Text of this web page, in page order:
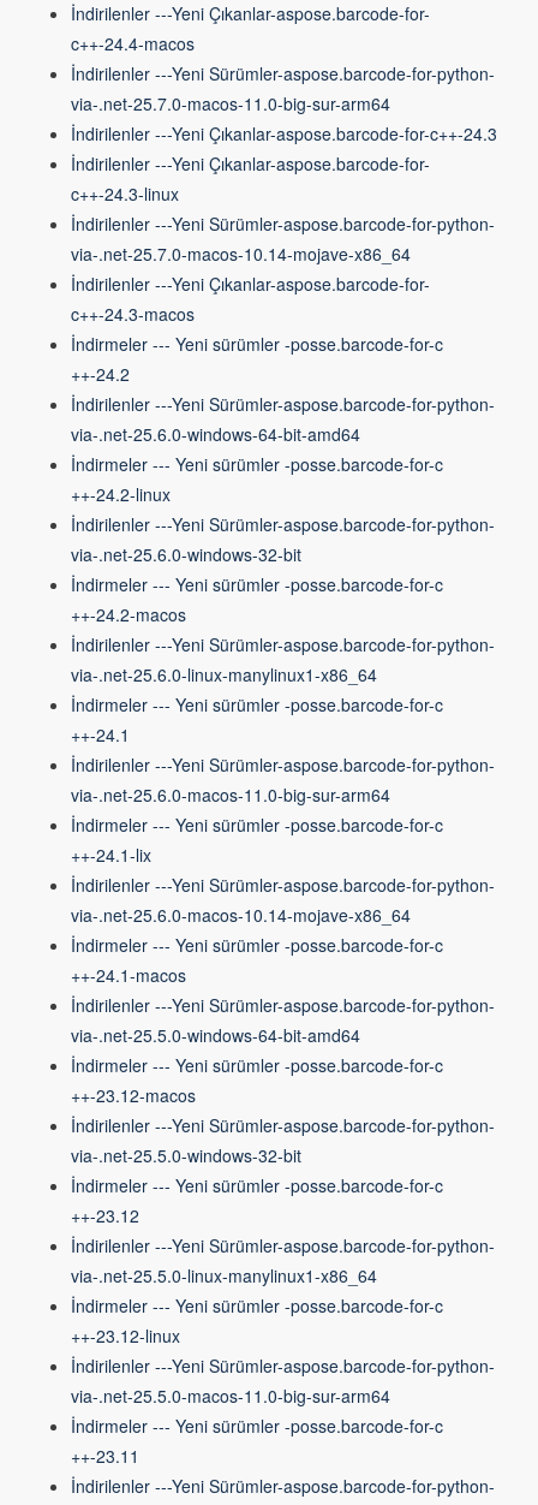
İndirilenler ---Yeni Çıkanlar-aspose.barcode-for-
c++-24.4-macos
İndirilenler ---Yeni Sürümler-aspose.barcode-for-python-
via-.net-25.7.0-macos-11.0-big-sur-arm64
İndirilenler ---Yeni Çıkanlar-aspose.barcode-for-c++-24.3
İndirilenler ---Yeni Çıkanlar-aspose.barcode-for-
c++-24.3-linux
İndirilenler ---Yeni Sürümler-aspose.barcode-for-python-
via-.net-25.7.0-macos-10.14-mojave-x86_64
İndirilenler ---Yeni Çıkanlar-aspose.barcode-for-
c++-24.3-macos
İndirmeler --- Yeni sürümler -posse.barcode-for-c
++-24.2
İndirilenler ---Yeni Sürümler-aspose.barcode-for-python-
via-.net-25.6.0-windows-64-bit-amd64
İndirmeler --- Yeni sürümler -posse.barcode-for-c
++-24.2-linux
İndirilenler ---Yeni Sürümler-aspose.barcode-for-python-
via-.net-25.6.0-windows-32-bit
İndirmeler --- Yeni sürümler -posse.barcode-for-c
++-24.2-macos
İndirilenler ---Yeni Sürümler-aspose.barcode-for-python-
via-.net-25.6.0-linux-manylinux1-x86_64
İndirmeler --- Yeni sürümler -posse.barcode-for-c
++-24.1
İndirilenler ---Yeni Sürümler-aspose.barcode-for-python-
via-.net-25.6.0-macos-11.0-big-sur-arm64
İndirmeler --- Yeni sürümler -posse.barcode-for-c
++-24.1-lix
İndirilenler ---Yeni Sürümler-aspose.barcode-for-python-
via-.net-25.6.0-macos-10.14-mojave-x86_64
İndirmeler --- Yeni sürümler -posse.barcode-for-c
++-24.1-macos
İndirilenler ---Yeni Sürümler-aspose.barcode-for-python-
via-.net-25.5.0-windows-64-bit-amd64
İndirmeler --- Yeni sürümler -posse.barcode-for-c
++-23.12-macos
İndirilenler ---Yeni Sürümler-aspose.barcode-for-python-
via-.net-25.5.0-windows-32-bit
İndirmeler --- Yeni sürümler -posse.barcode-for-c
++-23.12
İndirilenler ---Yeni Sürümler-aspose.barcode-for-python-
via-.net-25.5.0-linux-manylinux1-x86_64
İndirmeler --- Yeni sürümler -posse.barcode-for-c
++-23.12-linux
İndirilenler ---Yeni Sürümler-aspose.barcode-for-python-
via-.net-25.5.0-macos-11.0-big-sur-arm64
İndirmeler --- Yeni sürümler -posse.barcode-for-c
++-23.11
İndirilenler ---Yeni Sürümler-aspose.barcode-for-python-